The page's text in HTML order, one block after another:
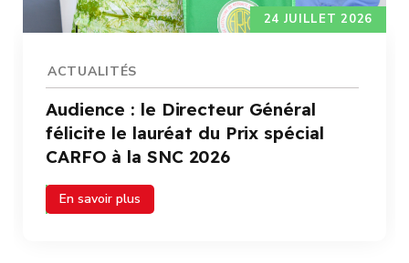
ACTUALITÉS
24 JUILLET 2026
Audience : le Directeur Général
félicite le lauréat du Prix spécial
CARFO à la SNC 2026
En savoir plus